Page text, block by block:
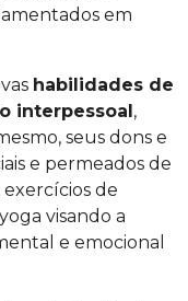
em
habilidades de
interpessoal,
seus dons e
e permeados de
de
visando a
e emocional